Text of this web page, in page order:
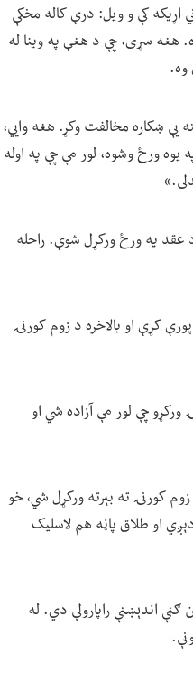
اړیکه کې و ویل: درې کاله مخکې
کړه. هغه سړی، چې د هغې په وینا له
وه.
یې ښکاره مخالفت وکړ. هغه وايي،
ورځ وشوه، لور مې چې په اوله
عقد په ورځ ورکړل شوې. راحله
کړې او بالاخره د زوم کورنۍ
چې لور مې آزاده شي او
کورنۍ ته بېرته ورکړل شي، خو
او طلاق پاڼه هم لاسلیک
ګڼې اندېښنې راپارولې دي. له